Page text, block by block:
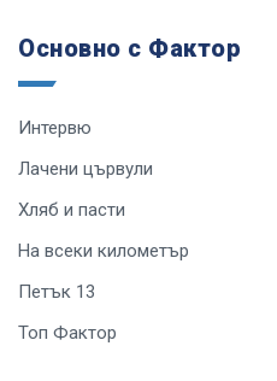
Основно с Фактор
Интервю
Лачени цървули
Хляб и пасти
На всеки километър
Петък 13
Топ Фактор